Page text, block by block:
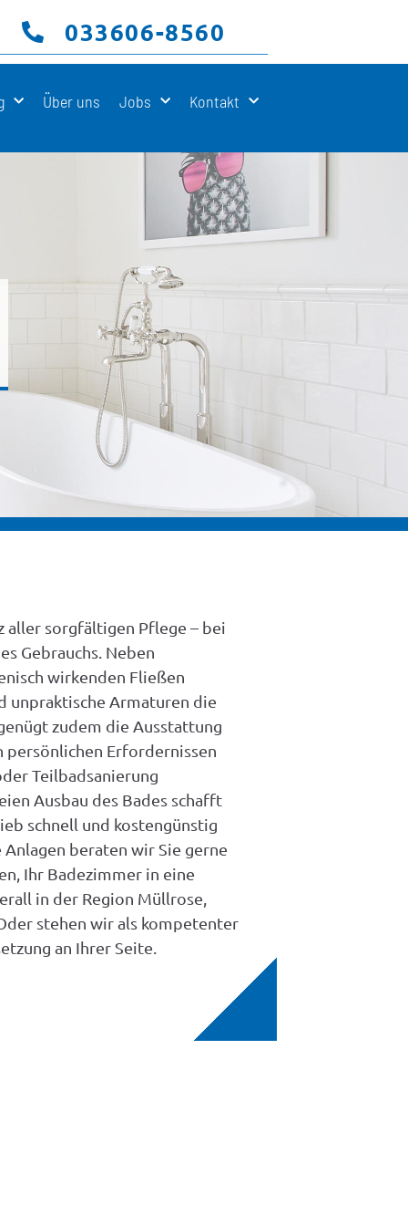
033606-8560
Über uns Jobs Kontakt
aller sorgfältigen Pflege – bei
Gebrauchs. Neben
wirkenden Fließen
unpraktische Armaturen die
zudem die Ausstattung
persönlichen Erfordernissen
Teilbadsanierung
Ausbau des Bades schafft
schnell und kostengünstig
beraten wir Sie gerne
Ihr Badezimmer in eine
in der Region Müllrose,
stehen wir als kompetenter
an Ihrer Seite.